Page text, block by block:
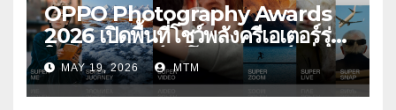
OPPO Photography Awards
2026 เปิดพื้นที่โชว์พลังครีเอเตอร์รุ่น
ใหม่ รับเทรนด์วิดีโอคอนเทนต์ เพิ่ม
หมวด “Super Video” ครั้งแรก
MAY 19, 2026 MTM